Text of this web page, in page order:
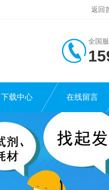
返回
全国
下载中心 在线留言